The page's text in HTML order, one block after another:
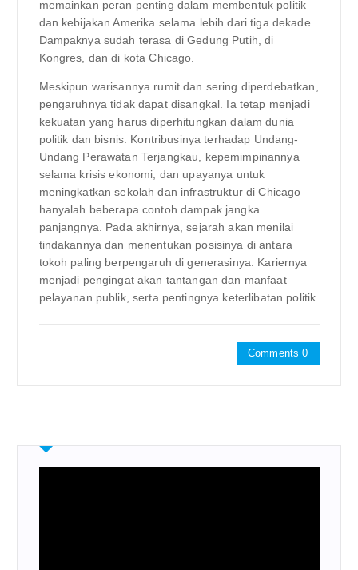
memainkan peran penting dalam membentuk politik
dan kebijakan Amerika selama lebih dari tiga dekade.
Dampaknya sudah terasa di Gedung Putih, di
Kongres, dan di kota Chicago.
Meskipun warisannya rumit dan sering diperdebatkan,
pengaruhnya tidak dapat disangkal. Ia tetap menjadi
kekuatan yang harus diperhitungkan dalam dunia
politik dan bisnis. Kontribusinya terhadap Undang-
Undang Perawatan Terjangkau, kepemimpinannya
selama krisis ekonomi, dan upayanya untuk
meningkatkan sekolah dan infrastruktur di Chicago
hanyalah beberapa contoh dampak jangka
panjangnya. Pada akhirnya, sejarah akan menilai
tindakannya dan menentukan posisinya di antara
tokoh paling berpengaruh di generasinya. Kariernya
menjadi pengingat akan tantangan dan manfaat
pelayanan publik, serta pentingnya keterlibatan politik.
Comments 0